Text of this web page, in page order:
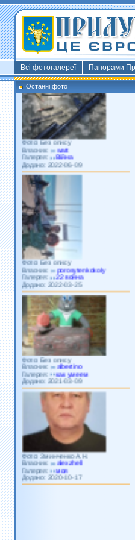
Всі фотогалереї Панорами
Останні фото
Фото: Київ 2022
Власник:
morsresistis
Галерея:
Templates
Додано: 2022-11-13
Фото: Без опису
Власник:
watt
Галерея:
Війна
Додано: 2022-06-09
Фото: Без опису
Власник:
porosytenkokoly
Галерея:
22 война
Додано: 2022-03-25
Фото: Без опису
Власник:
albertino
Галерея:
как умеем
Додано: 2021-03-09
Власник:
alexzhell
Галерея:
моя
Додано: 2020-10-17